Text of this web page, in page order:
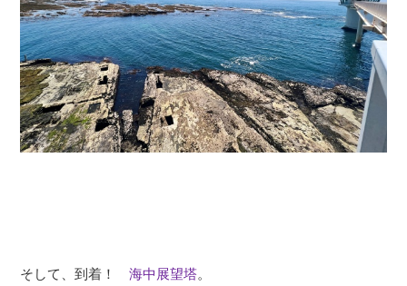
そして、到着！海中展望塔。